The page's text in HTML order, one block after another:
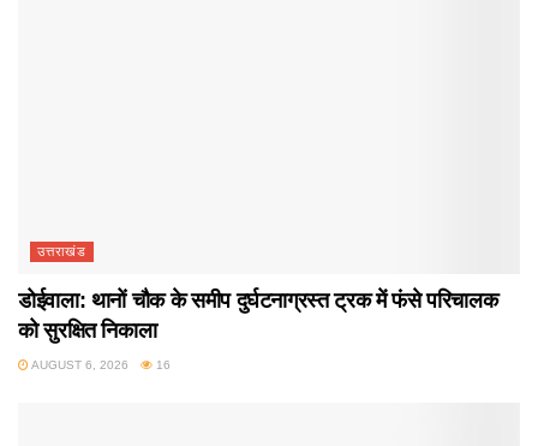
उत्तराखंड
डोईवाला: थानों चौक के समीप दुर्घटनाग्रस्त ट्रक में फंसे परिचालक
को सुरक्षित निकाला
AUGUST 6, 2026 16